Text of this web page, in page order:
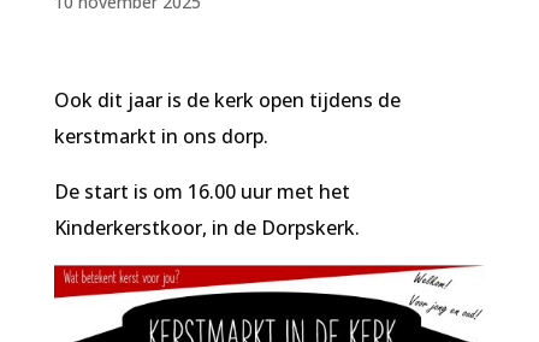
Ook dit jaar is de kerk open tijdens de
kerstmarkt in ons dorp.
De start is om 16.00 uur met het
Kinderkerstkoor, in de Dorpskerk.